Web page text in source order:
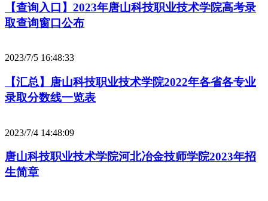
【查询入口】2023年唐山科技职业技术学院高考录
取查询窗口公布
2023/7/5 16:48:33
【汇总】唐山科技职业技术学院2022年各省各专业
录取分数线一览表
2023/7/4 14:48:09
唐山科技职业技术学院河北冶金技师学院2023年招
生简章